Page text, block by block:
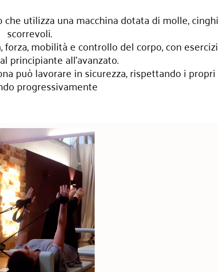
utilizza una macchina dotata di molle,
scorrevoli.
mobilità e controllo del corpo, con
principiante all’avanzato.
può lavorare in sicurezza, rispettando i
progressivamente